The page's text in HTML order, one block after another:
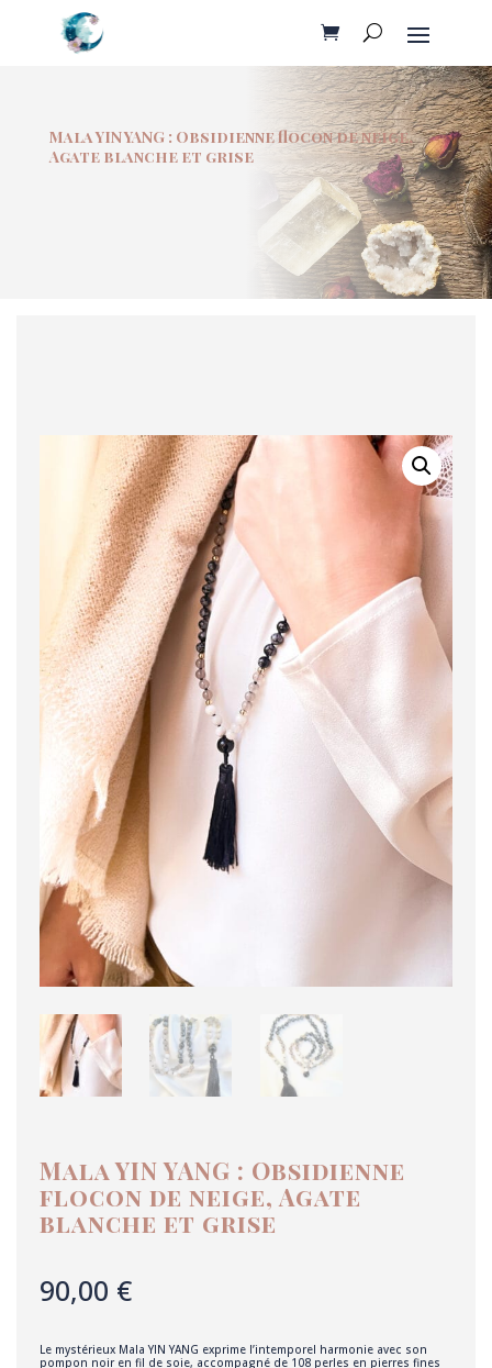
Mala YIN YANG : Obsidienne flocon de neige,
Agate blanche et grise
Mala YIN YANG : Obsidienne
flocon de neige, Agate
blanche et grise
90,00 €
Le mystérieux Mala YIN YANG exprime l’intemporel harmonie avec son
pompon noir en fil de soie, accompagné de 108 perles en pierres fines